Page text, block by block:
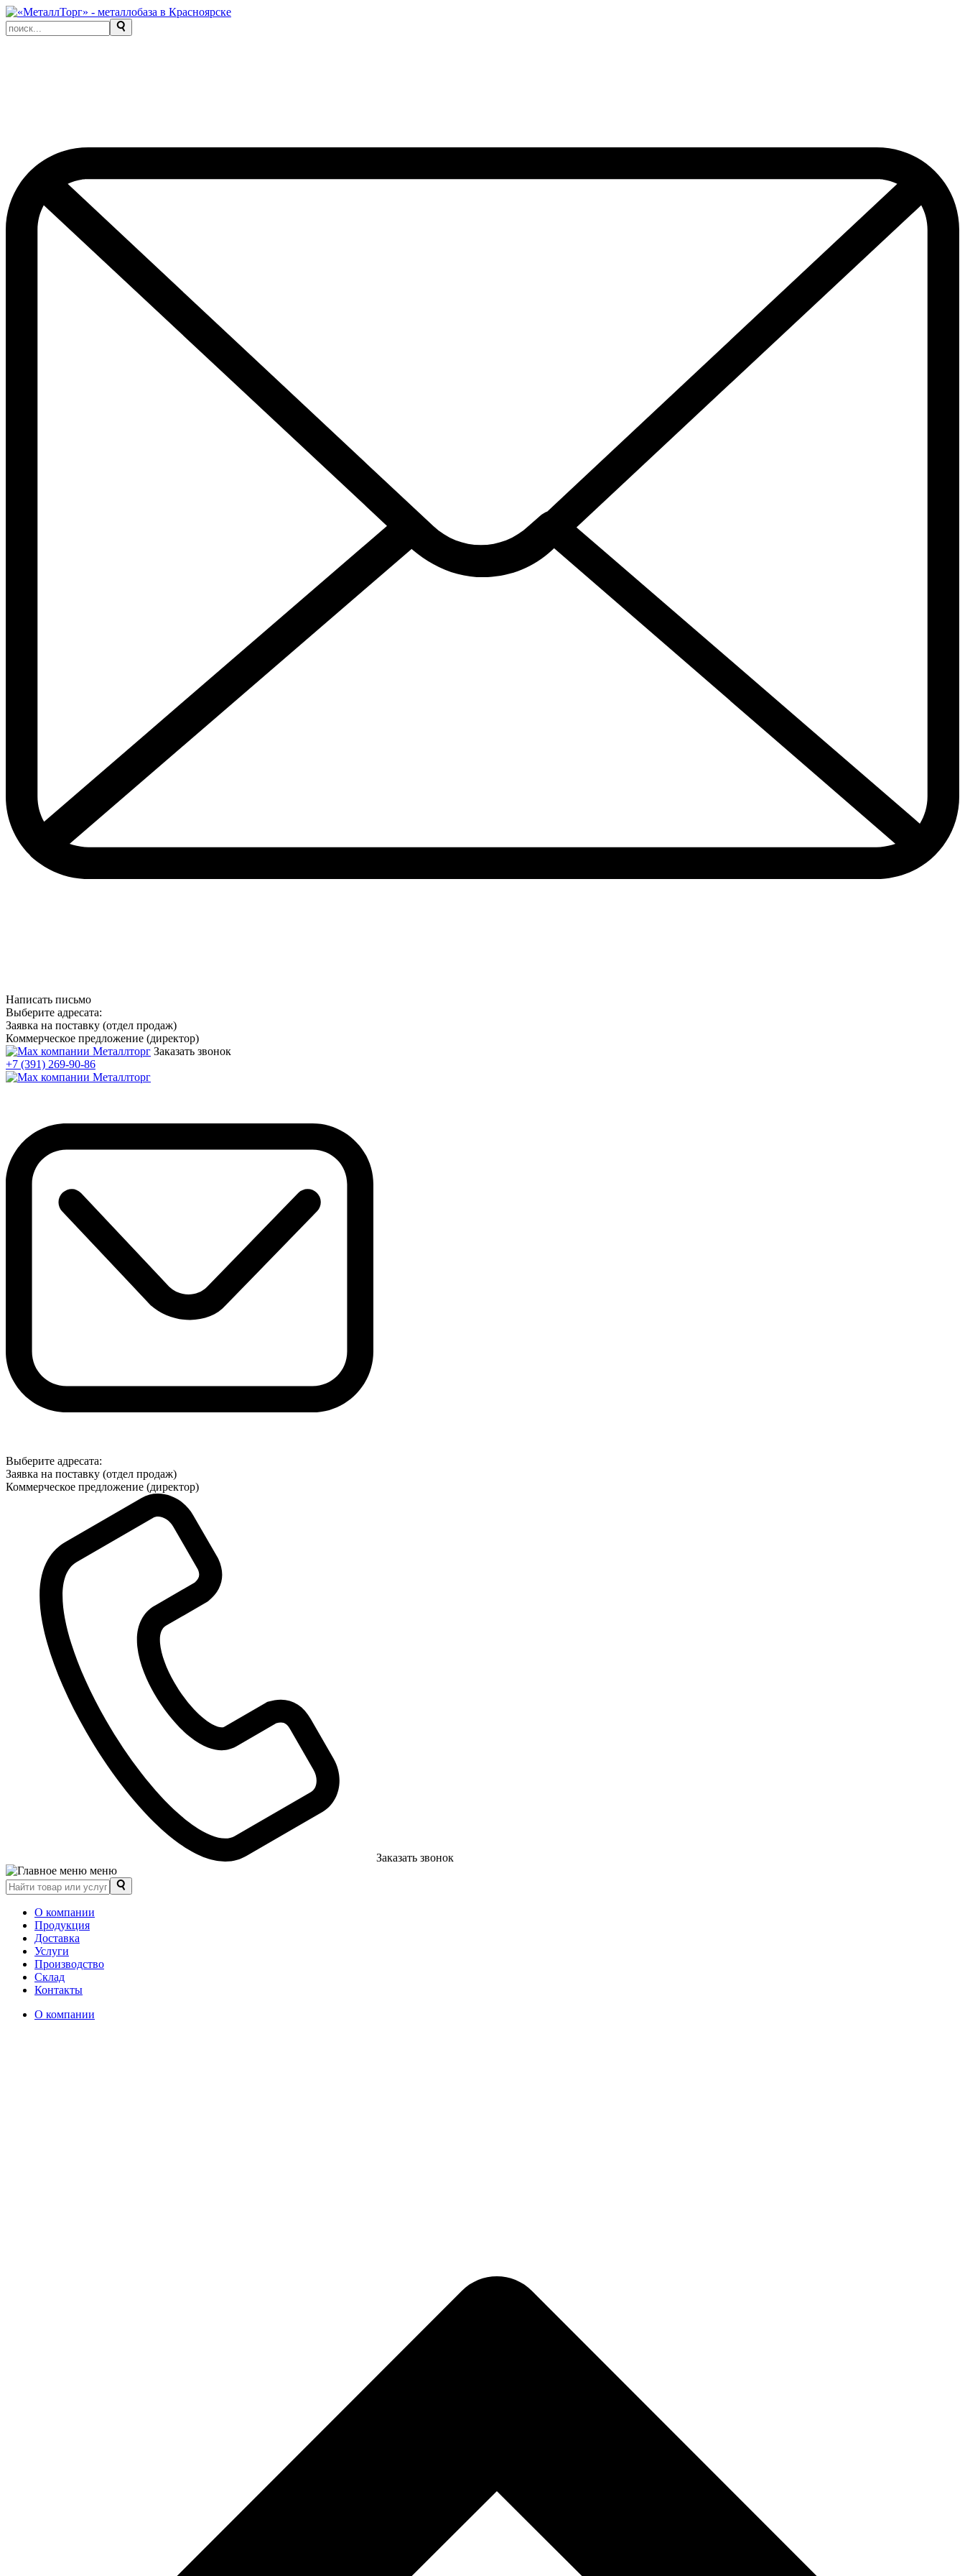
Написать письмо
Выберите адресата:
Заявка на поставку (отдел продаж)
Коммерческое предложение (директор)
Заказать звонок
+7 (391) 269-90-86
Выберите адресата:
Заявка на поставку (отдел продаж)
Коммерческое предложение (директор)
Заказать звонок
меню
О компании
Продукция
Доставка
Услуги
Производство
Склад
Контакты
О компании